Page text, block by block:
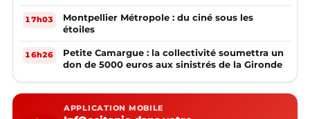
17h03
Montpellier Métropole : du ciné sous les
étoiles
16h26
Petite Camargue : la collectivité soumettra un
don de 5000 euros aux sinistrés de la Gironde
APPLICATION MOBILE